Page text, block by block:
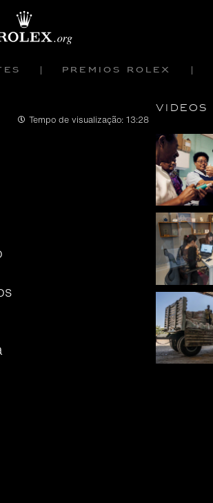
Prêmios Rolex
Tempo de visualização: 13:28
Vídeos